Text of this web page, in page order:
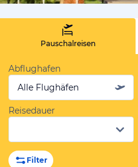
Pauschalreisen
Abflughafen
Alle Flughäfen
Reisedauer
Filter